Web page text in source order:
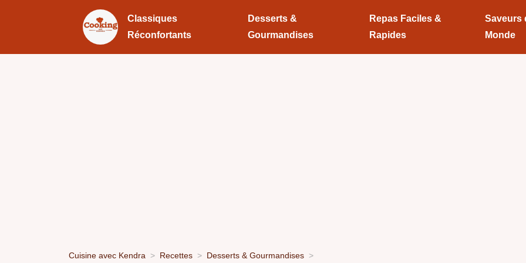
Classiques
Réconfortants
Desserts &
Gourmandises
Repas Faciles &
Rapides
Saveurs
Monde
Cuisine avec Kendra Recettes Desserts & Gourmandises